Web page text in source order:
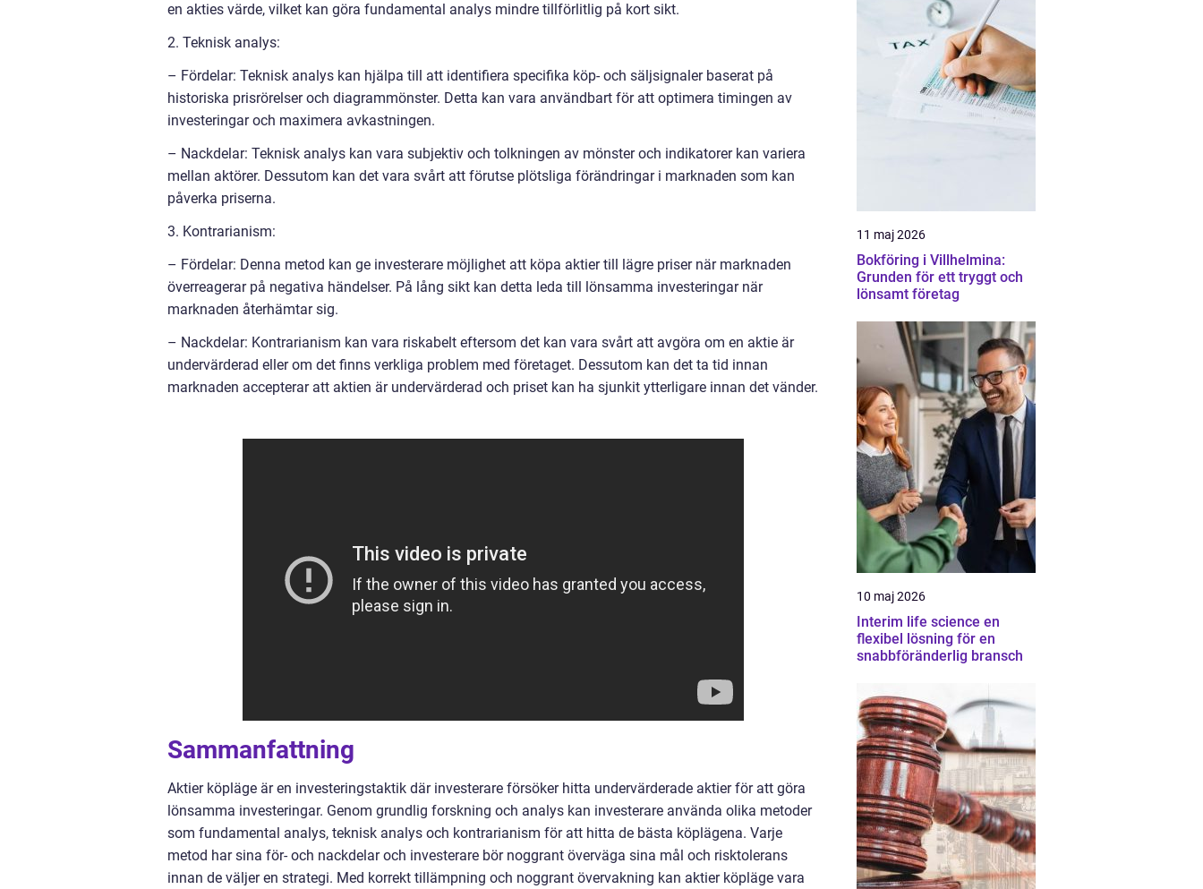
en akties värde, vilket kan göra fundamental analys mindre tillförlitlig på kort sikt.
2. Teknisk analys:
– Fördelar: Teknisk analys kan hjälpa till att identifiera specifika köp- och säljsignaler baserat på
historiska prisrörelser och diagrammönster. Detta kan vara användbart för att optimera timingen av
investeringar och maximera avkastningen.
– Nackdelar: Teknisk analys kan vara subjektiv och tolkningen av mönster och indikatorer kan variera
mellan aktörer. Dessutom kan det vara svårt att förutse plötsliga förändringar i marknaden som kan
påverka priserna.
3. Kontrarianism:
– Fördelar: Denna metod kan ge investerare möjlighet att köpa aktier till lägre priser när marknaden
överreagerar på negativa händelser. På lång sikt kan detta leda till lönsamma investeringar när
marknaden återhämtar sig.
– Nackdelar: Kontrarianism kan vara riskabelt eftersom det kan vara svårt att avgöra om en aktie är
undervärderad eller om det finns verkliga problem med företaget. Dessutom kan det ta tid innan
marknaden accepterar att aktien är undervärderad och priset kan ha sjunkit ytterligare innan det vänder.
Sammanfattning
Aktier köpläge är en investeringstaktik där investerare försöker hitta undervärderade aktier för att göra
lönsamma investeringar. Genom grundlig forskning och analys kan investerare använda olika metoder
som fundamental analys, teknisk analys och kontrarianism för att hitta de bästa köplägena. Varje
metod har sina för- och nackdelar och investerare bör noggrant överväga sina mål och risktolerans
innan de väljer en strategi. Med korrekt tillämpning och noggrant övervakning kan aktier köpläge vara
11 maj 2026
Bokföring i Villhelmina:
Grunden för ett tryggt och
lönsamt företag
10 maj 2026
Interim life science en
flexibel lösning för en
snabbföränderlig bransch